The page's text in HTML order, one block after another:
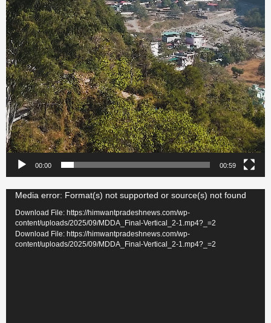
00:00 00:59
Video
Player
Media error: Format(s) not supported or source(s) not found
Download File: https://himwantpradeshnews.com/wp-
content/uploads/2025/09/MDDA_Final-Vertical_2-1.mp4?_=2
Download File: https://himwantpradeshnews.com/wp-
content/uploads/2025/09/MDDA_Final-Vertical_2-1.mp4?_=2